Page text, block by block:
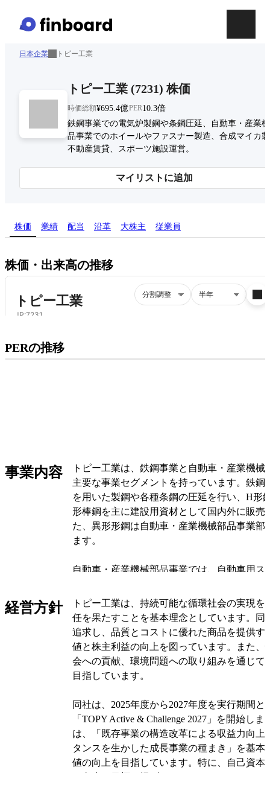
日本企業 トピー工業
トピー工業 (7231) 株価
時価総額¥695.4億PER10.3倍
鉄鋼事業での電気炉製鋼や条鋼圧延、自動車・産業
品事業でのホイールやファスナー製造、合成マイカ
不動産賃貸、スポーツ施設運営。
マイリストに追加
株価 業績 配当 沿革 大株主 従業員
株価・出来高の推移
PERの推移プレミアム会員にご登録いただくと、
PERの推移にアクセスできます。
事業内容
トピー工業は、鉄鋼事業と自動車・産業機械
主要な事業セグメントを持っています。鉄鋼
を用いた製鋼や各種条鋼の圧延を行い、H形
形棒鋼を主に建設用資材として国内外に販売
た、異形形鋼は自動車・産業機械部品事業部
ます。
自動車・産業機械部品事業では、自動車用ス
ス製品、工業用ファスナー、産業機械部品の
ています。特にホイール製品は国内外の自動
評価され、グローバルな調達に対応していま
さらに、トピー工業は合成マイカの製造・販
不動産の賃貸、スポーツ施設の運営など、多
で一貫した生産体制を持つ金属加工の総合グ
位を確立しています。
オリジナルを見る
経営方針
トピー工業は、持続可能な循環社会の実現を
任を果たすことを基本理念としています。同
追求し、品質とコストに優れた商品を提供す
値と株主利益の向上を図っています。また、
会への貢献、環境問題への取り組みを通じて
目指しています。
同社は、2025年度から2027年度を実行期間
「TOPY Active & Challenge 2027」を開始し
は、「既存事業の構造改革による収益力向上
タンスを生かした成長事業の種まき」を基本
値の向上を目指しています。特に、自己資本